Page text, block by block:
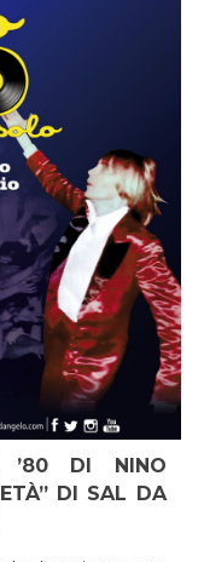
’80 DI NINO
DI SAL DA